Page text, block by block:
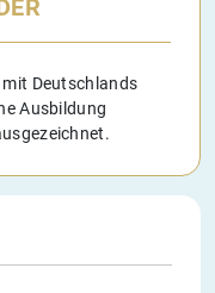
Deutschlands
Ausbildung